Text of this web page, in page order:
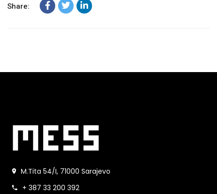
Share:
M.Tita 54/I, 71000 Sarajevo
+ 387 33 200 392